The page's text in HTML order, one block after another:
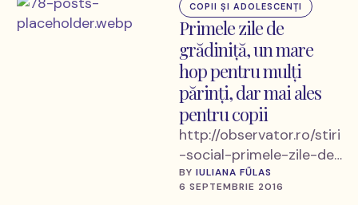
COPII ȘI ADOLESCENȚI
Primele zile de
grădiniţă, un mare
hop pentru mulţi
părinţi, dar mai ales
pentru copii
http://observator.ro/stiri
-social-primele-zile-de-
gradinita-un-mare-
hop-pentru-multi-
BY IULIANA FŰLAS
6 SEPTEMBRIE 2016